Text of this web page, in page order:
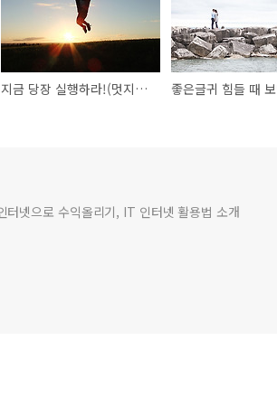
지금 당장 실행하라!(멋지게 나이들기)
터넷으로 수익올리기, IT 인터넷 활용법 소개